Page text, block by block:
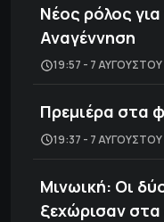
Νέος ρόλος
Αναγέννηση
19:57 - 7 ΑΥΓΟΎΣΤΟΥ
Πρεμιέρα στα
19:37 - 7 ΑΥΓΟΎΣΤΟΥ
Μινωική: Οι
ξεχώρισαν στα